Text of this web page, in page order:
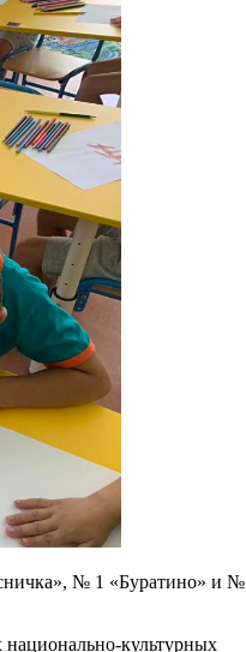
№ 1 «Буратино» и
культурных